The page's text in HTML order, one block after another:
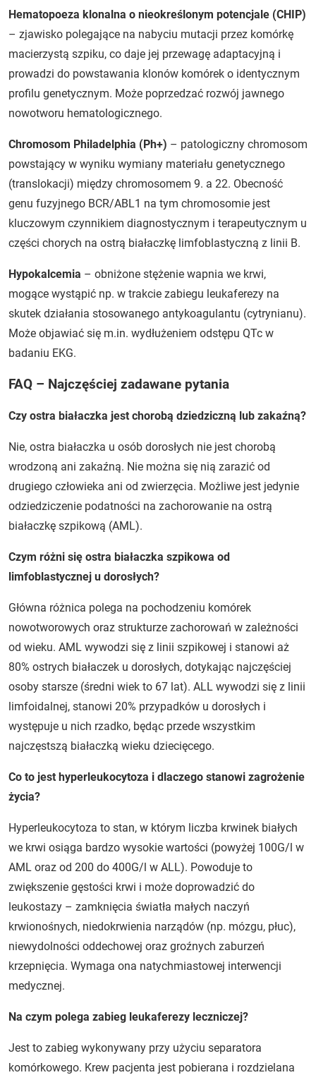
Hematopoeza klonalna o nieokreślonym potencjale (CHIP)
– zjawisko polegające na nabyciu mutacji przez komórkę
macierzystą szpiku, co daje jej przewagę adaptacyjną i
prowadzi do powstawania klonów komórek o identycznym
profilu genetycznym. Może poprzedzać rozwój jawnego
nowotworu hematologicznego.
Chromosom Philadelphia (Ph+) – patologiczny chromosom
powstający w wyniku wymiany materiału genetycznego
(translokacji) między chromosomem 9. a 22. Obecność
genu fuzyjnego BCR/ABL1 na tym chromosomie jest
kluczowym czynnikiem diagnostycznym i terapeutycznym u
części chorych na ostrą białaczkę limfoblastyczną z linii B.
Hypokalcemia – obniżone stężenie wapnia we krwi,
mogące wystąpić np. w trakcie zabiegu leukaferezy na
skutek działania stosowanego antykoagulantu (cytrynianu).
Może objawiać się m.in. wydłużeniem odstępu QTc w
badaniu EKG.
FAQ – Najczęściej zadawane pytania
Czy ostra białaczka jest chorobą dziedziczną lub zakaźną?
Nie, ostra białaczka u osób dorosłych nie jest chorobą
wrodzoną ani zakaźną. Nie można się nią zarazić od
drugiego człowieka ani od zwierzęcia. Możliwe jest jedynie
odziedziczenie podatności na zachorowanie na ostrą
białaczkę szpikową (AML).
Czym różni się ostra białaczka szpikowa od
limfoblastycznej u dorosłych?
Główna różnica polega na pochodzeniu komórek
nowotworowych oraz strukturze zachorowań w zależności
od wieku. AML wywodzi się z linii szpikowej i stanowi aż
80% ostrych białaczek u dorosłych, dotykając najczęściej
osoby starsze (średni wiek to 67 lat). ALL wywodzi się z linii
limfoidalnej, stanowi 20% przypadków u dorosłych i
występuje u nich rzadko, będąc przede wszystkim
najczęstszą białaczką wieku dziecięcego.
Co to jest hyperleukocytoza i dlaczego stanowi zagrożenie
życia?
Hyperleukocytoza to stan, w którym liczba krwinek białych
we krwi osiąga bardzo wysokie wartości (powyżej 100G/l w
AML oraz od 200 do 400G/l w ALL). Powoduje to
zwiększenie gęstości krwi i może doprowadzić do
leukostazy – zamknięcia światła małych naczyń
krwionośnych, niedokrwienia narządów (np. mózgu, płuc),
niewydolności oddechowej oraz groźnych zaburzeń
krzepnięcia. Wymaga ona natychmiastowej interwencji
medycznej.
Na czym polega zabieg leukaferezy leczniczej?
Jest to zabieg wykonywany przy użyciu separatora
komórkowego. Krew pacjenta jest pobierana i rozdzielana